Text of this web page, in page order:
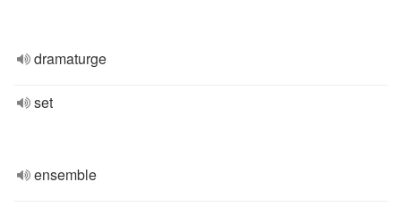
dramaturge
set
ensemble